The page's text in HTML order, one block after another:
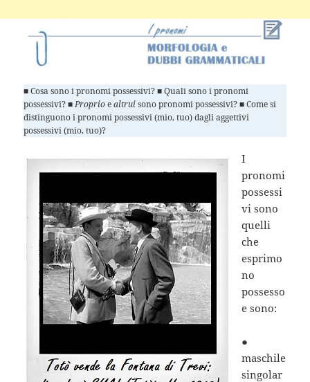
■ Cosa sono i pronomi possessivi? ■ Quali sono i pronomi
possessivi? ■Proprioealtruisono pronomi possessivi? ■ Come si
distinguono i pronomi possessivi (mio, tuo) dagli aggettivi
possessivi (mio, tuo)?
I
pronomi
possessi
vi sono
quelli
che
esprimo
no
possesso
e sono:
●
maschile
singolar